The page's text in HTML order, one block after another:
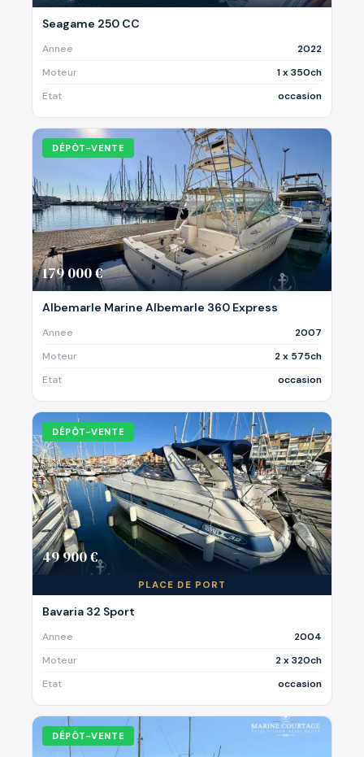
Seagame 250 CC
Annee
2022
Moteur
1 x 350ch
Etat
occasion
DÉPÔT-VENTE
179 000 €
Albemarle Marine Albemarle 360 Express
Annee
2007
Moteur
2 x 575ch
Etat
occasion
DÉPÔT-VENTE
49 900 €
PLACE DE PORT
Bavaria 32 Sport
Annee
2004
Moteur
2 x 320ch
Etat
occasion
DÉPÔT-VENTE